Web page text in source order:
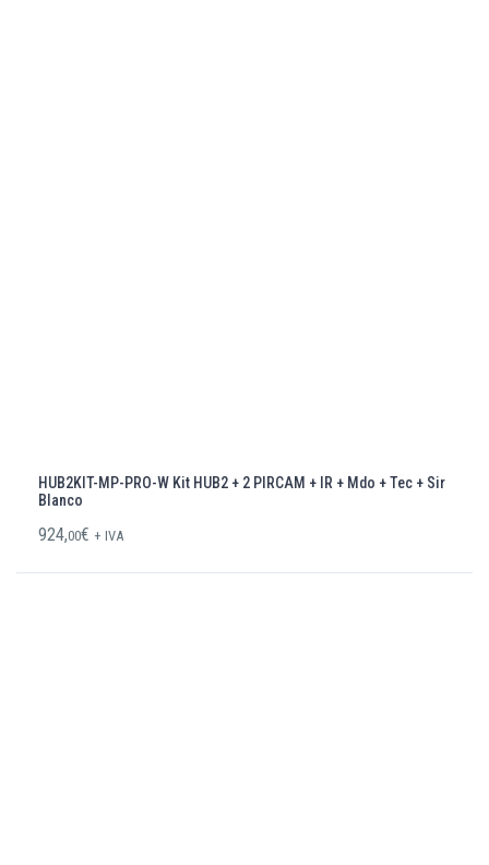
HUB2KIT-MP-PRO-W Kit HUB2 + 2 PIRCAM + IR + Mdo + Tec + Sir
Blanco
924,00€ + IVA